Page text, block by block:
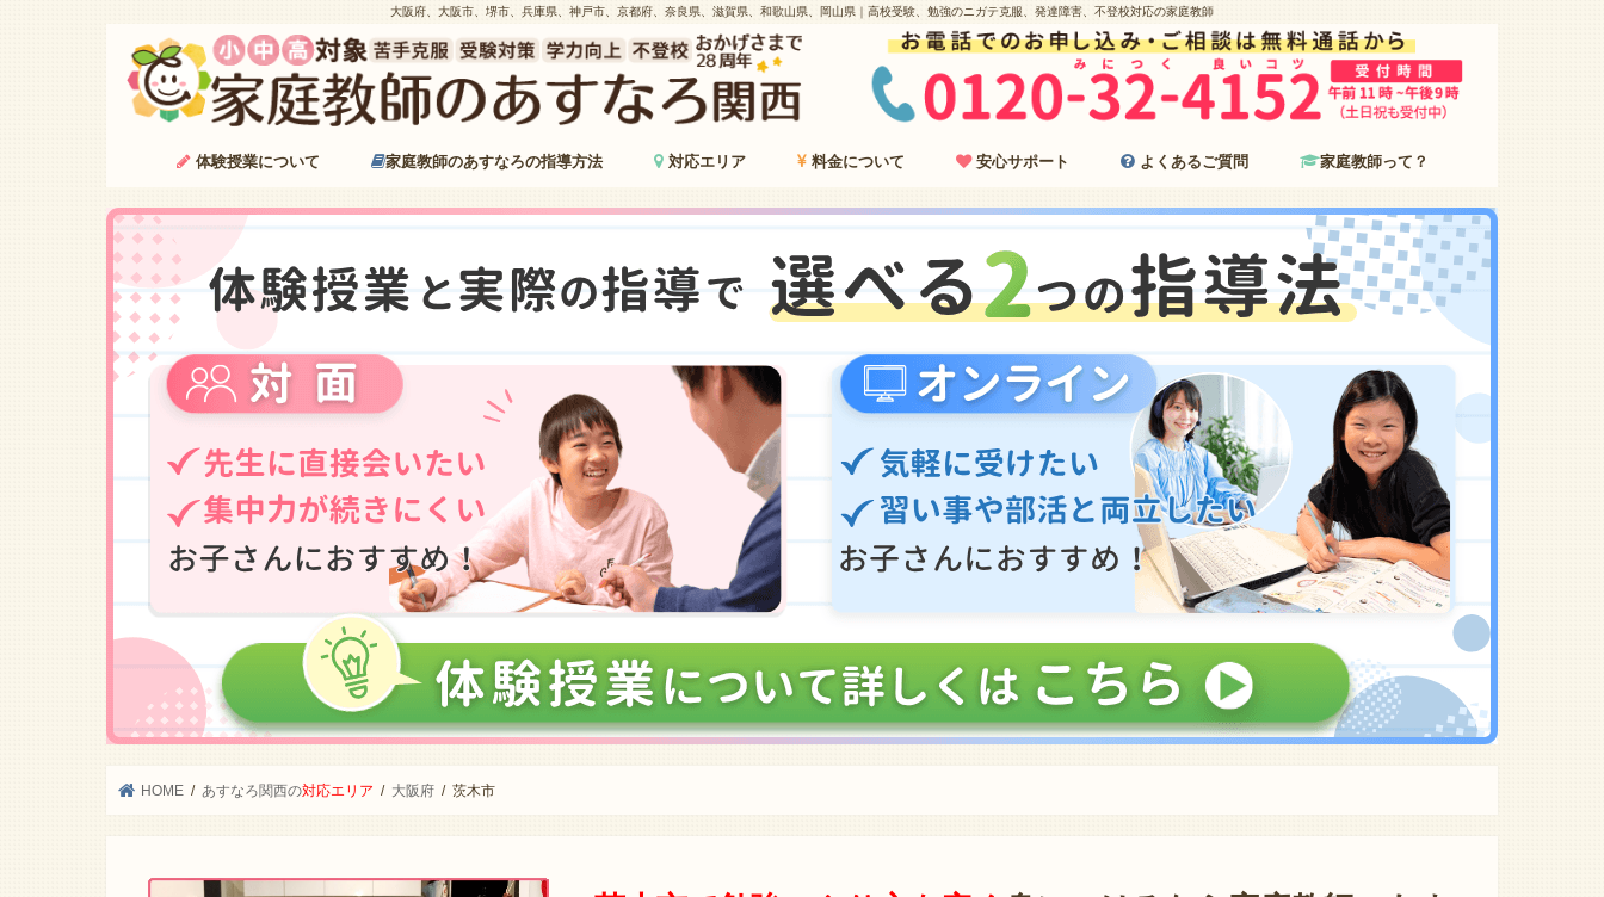
大阪府、大阪市、堺市、兵庫県、神戸市、京都府、奈良県、滋賀県、和歌山県、岡山県｜高校受験、勉強のニガテ克服、発達障害、不登校対応の家庭教師
体験授業について 家庭教師のあすなろの指導方法 対応エリア 料金について 安心サポート よくあるご質問 家庭教師って？
HOME あすなろ関西の対応エリア 大阪府 茨木市